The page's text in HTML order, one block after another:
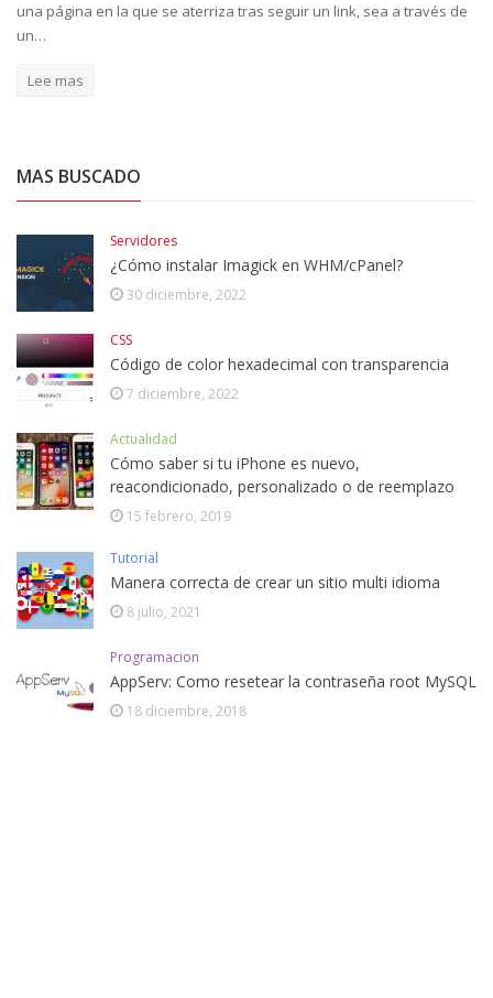
una página en la que se aterriza tras seguir un link, sea a través de
un…
Lee mas
MAS BUSCADO
Servidores
¿Cómo instalar Imagick en WHM/cPanel?
30 diciembre, 2022
CSS
Código de color hexadecimal con transparencia
7 diciembre, 2022
Actualidad
Cómo saber si tu iPhone es nuevo,
reacondicionado, personalizado o de reemplazo
15 febrero, 2019
Tutorial
Manera correcta de crear un sitio multi idioma
8 julio, 2021
Programacion
AppServ: Como resetear la contraseña root MySQL
18 diciembre, 2018